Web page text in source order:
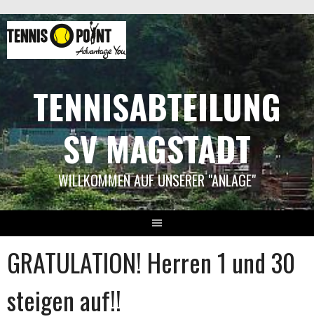
zum
Inhalt
TENNISABTEILUNG
SV MAGSTADT
WILLKOMMEN AUF UNSERER "ANLAGE"
GRATULATION! Herren 1 und 30
steigen auf!!